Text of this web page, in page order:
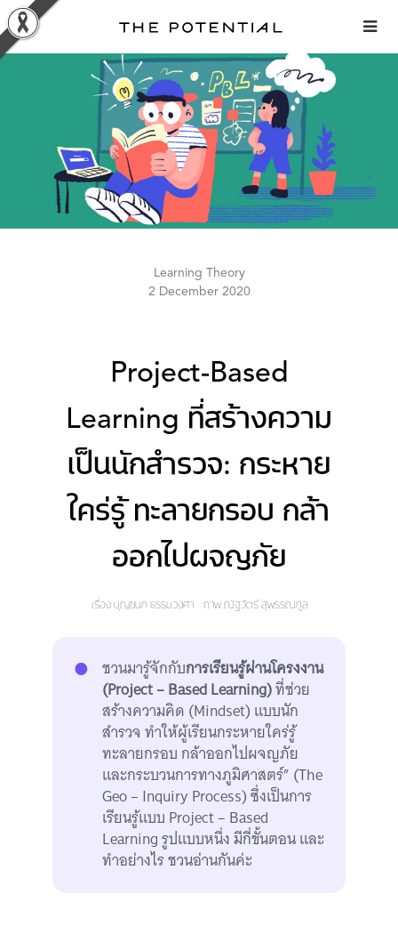
Skip
to
content
Learning Theory
2 December 2020
Project-Based
Learning ที่สร้างความ
เป็นนักสำรวจ: กระหาย
ใคร่รู้ ทะลายกรอบ กล้า
ออกไปผจญภัย
เรื่อง บุญชนก ธรรมวงศา ภาพ ณัฐวัตร์ สุพรรณกูล
ชวนมารู้จักกับการเรียนรู้ผ่านโครงงาน
(Project – Based Learning)ที่ช่วย
สร้างความคิด (Mindset) แบบนัก
สำรวจ ทำให้ผู้เรียนกระหายใคร่รู้
ทะลายกรอบ กล้าออกไปผจญภัย
และกระบวนการทางภูมิศาสตร์” (The
Geo – Inquiry Process) ซึ่งเป็นการ
เรียนรู้แบบ Project – Based
Learning รูปแบบหนึ่ง มีกี่ขั้นตอน และ
ทำอย่างไร ชวนอ่านกันค่ะ